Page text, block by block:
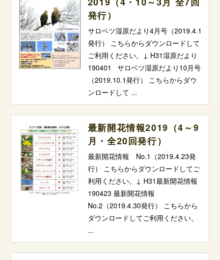
発行）
サロベツ湿原だより4月号（2019.4.1
発行） こちらからダウンロードして
ご利用ください。↓ H31湿原だより
190401 サロベツ湿原だより10月号
（2019.10.1発行） こちらからダウ
ンロードして ...
最新開花情報2019（4～9
月・全20回発行）
最新開花情報 No.1（2019.4.23発
行） こちらからダウンロードしてご
利用ください。↓ H31最新開花情報
190423 最新開花情報
No.2（2019.4.30発行） こちらから
ダウンロードしてご利用ください。
...